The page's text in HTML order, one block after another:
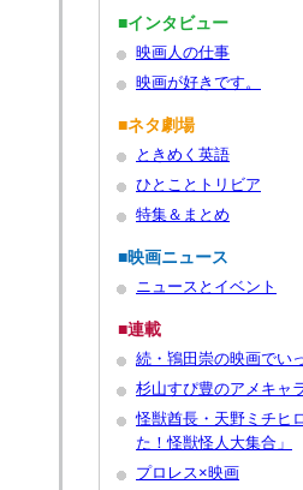
■インタビュー
映画人の仕事
映画が好きです。
■ネタ劇場
ときめく英語
ひとことトリビア
特集＆まとめ
■映画ニュース
ニュースとイベント
■連載
続・鴇田崇の映画でい
杉山すぴ豊のアメキャ
怪獣酋長・天野ミチヒ
た！怪獣怪人大集合」
プロレス×映画